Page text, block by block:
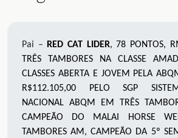
Pai – RED CAT LIDER, 78 PONTOS,
TRÊS TAMBORES NA CLASSE
CLASSES ABERTA E JOVEM PELA
R$112.105,00 PELO SGP
NACIONAL ABQM EM TRÊS
CAMPEÃO DO MALAI HORSE
TAMBORES AM, CAMPEÃO DA 5º